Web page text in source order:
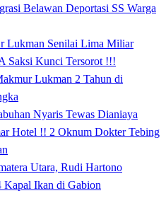
Belawan Deportasi SS Warga
Lukman Senilai Lima Miliar
Saksi Kunci Tersorot !!!
Lukman 2 Tahun di
Nyaris Tewas Dianiaya
Hotel !! 2 Oknum Dokter Tebing
Utara, Rudi Hartono
Ikan di Gabion